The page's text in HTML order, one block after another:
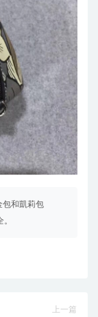
包和凱莉包
上一篇